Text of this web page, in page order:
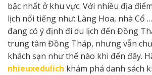
bậc nhất ở khu vực. Với nhiều địa
lịch nổi tiếng như: Làng Hoa, nhà Cổ
đang có ý định đi du lịch đến Đồng
trung tâm Đồng Tháp, nhưng vẫn
khách sạn như thế nào khi đến đây.
nhieuxedulich khám phá danh sách